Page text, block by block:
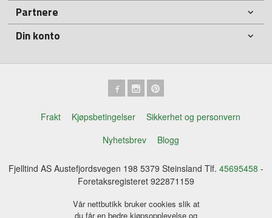
Partnere
Din konto
Frakt Kjøpsbetingelser
Sikkerhet og personvern
Nyhetsbrev
Blogg
Fjelltind AS Austefjordsvegen 198 5379 Steinsland Tlf. 45695458 -
Foretaksregisteret 922871159
Vår nettbutikk bruker cookies slik at
du får en bedre kjøpsopplevelse og